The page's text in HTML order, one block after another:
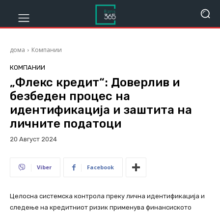
дома Компании
КОМПАНИИ
„Флекс кредит“: Доверлив и
безбеден процес на
идентификација и заштита на
личните податоци
20 Август 2024
Viber Facebook
Целосна системска контрола преку лична идентификација и
следење на кредитниот ризик применува финансиското